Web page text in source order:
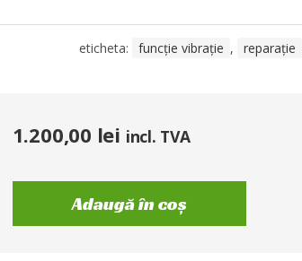
eticheta: funcție vibrație , reparație
1.200,00 lei incl. TVA
Adaugă în coș